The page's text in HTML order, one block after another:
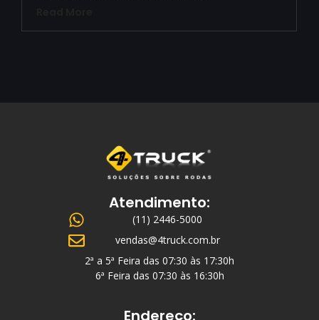
Atendimento:
(11) 2446-5000
vendas@4truck.com.br
2ª a 5ª Feira das 07:30 às 17:30h
6ª Feira das 07:30 às 16:30h
Endereço: